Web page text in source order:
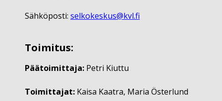
Sähköposti: selkokeskus@kvl.fi
Toimitus:
Päätoimittaja: Petri Kiuttu
Toimittajat: Kaisa Kaatra, Maria Österlund